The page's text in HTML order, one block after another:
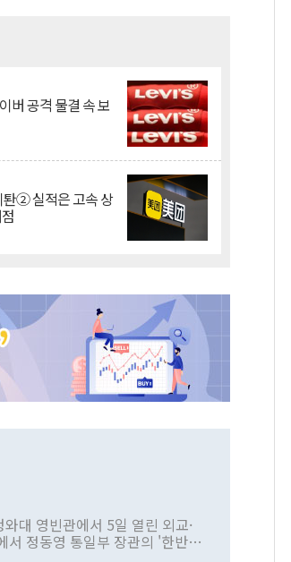
버 공격 물결 속 보
퇀② 실적은 고속 상
대 영빈관에서 5일 열린 외교·
서 정동영 통일부 장관의 '한반도